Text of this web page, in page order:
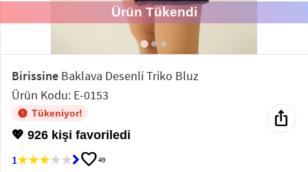
Tunik
Ürün Tükendi
Birissine Baklava Desenli Triko Bluz
Ürün Kodu: E-0153
Tükeniyor!
💖 926 kişi favoriledi
1
favorite49
ios_share